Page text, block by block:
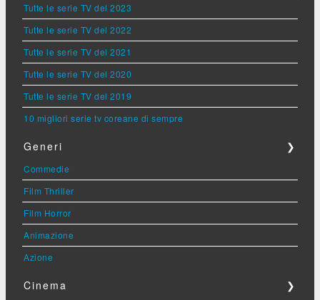
Tutte le serie TV del 2023
Tutte le serie TV del 2022
Tutte le serie TV del 2021
Tutte le serie TV del 2020
Tutte le serie TV del 2019
10 migliori serie tv coreane di sempre
Generi ❯
Commedie
Film Thriller
Film Horror
Animazione
Azione
Cinema ❯